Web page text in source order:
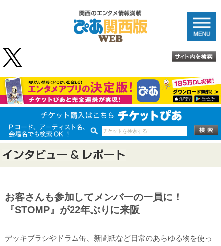
お客さんも参加してメンバーの一員に！
『STOMP』が22年ぶりに来阪
デッキブラシやドラム缶、新聞紙など日常のあらゆる物を使っ